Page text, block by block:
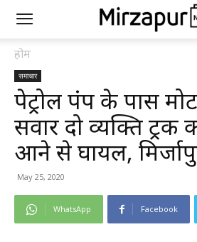
होम
समाचार
पेट्रोल पंप के पास
सवार दो व्यक्ति ट्रक
आने से घायल,
May 25, 2020
WhatsApp Facebook